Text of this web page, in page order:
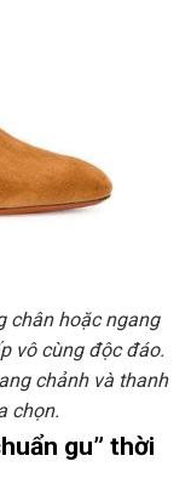
chân hoặc ngang
vô cùng độc đáo.
chảnh và thanh
chọn.
gu” thời